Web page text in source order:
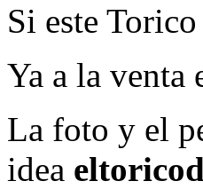
Si este
Ya a la venta
La foto y el
idea